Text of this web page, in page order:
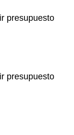
presupuesto
presupuesto